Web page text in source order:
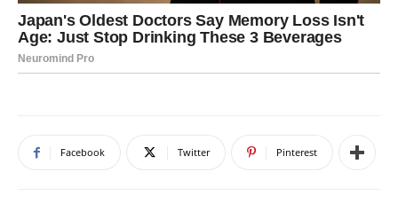
Facebook Twitter Pinterest